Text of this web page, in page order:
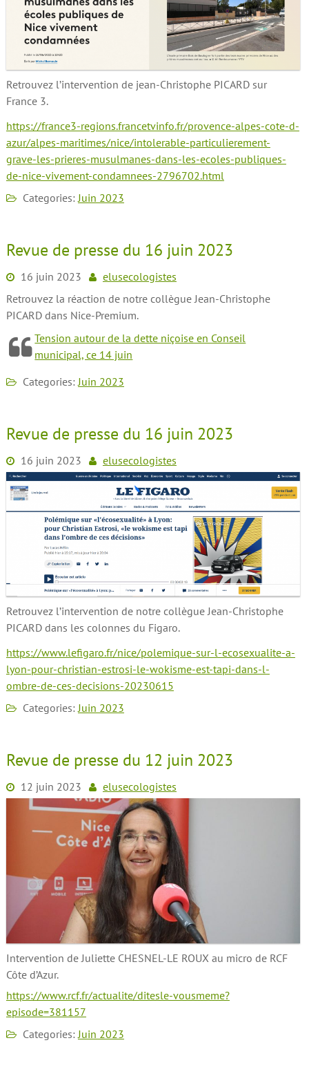
Retrouvez l’intervention de jean-Christophe PICARD sur
France 3.
https://france3-regions.francetvinfo.fr/provence-alpes-cote-d-
azur/alpes-maritimes/nice/intolerable-particulierement-
grave-les-prieres-musulmanes-dans-les-ecoles-publiques-
de-nice-vivement-condamnees-2796702.html
Categories:Juin 2023
Revue de presse du 16 juin 2023
16 juin 2023
elusecologistes
Retrouvez la réaction de notre collègue Jean-Christophe
PICARD dans Nice-Premium.
Tension autour de la dette niçoise en Conseil
municipal, ce 14 juin
Categories:Juin 2023
Revue de presse du 16 juin 2023
16 juin 2023 elusecologistes
Retrouvez l’intervention de notre collègue Jean-Christophe
PICARD dans les colonnes du Figaro.
https://www.lefigaro.fr/nice/polemique-sur-l-ecosexualite-a-
lyon-pour-christian-estrosi-le-wokisme-est-tapi-dans-l-
ombre-de-ces-decisions-20230615
Categories:Juin 2023
Revue de presse du 12 juin 2023
12 juin 2023 elusecologistes
Intervention de Juliette CHESNEL-LE ROUX au micro de RCF
Côte d’Azur.
https://www.rcf.fr/actualite/ditesle-vousmeme?
episode=381157
Categories: Juin 2023